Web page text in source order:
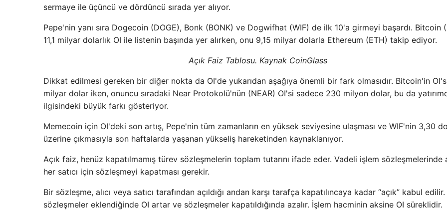
sermaye ile üçüncü ve dördüncü sırada yer alıyor.
Pepe'nin yanı sıra Dogecoin (DOGE), Bonk (BONK) ve Dogwifhat (WIF) de ilk 10'a girmeyi başardı. Bitcoin
11,1 milyar dolarlık OI ile listenin başında yer alırken, onu 9,15 milyar dolarla Ethereum (ETH) takip ediyor.
Açık Faiz Tablosu. Kaynak CoinGlass
Dikkat edilmesi gereken bir diğer nokta da OI'de yukarıdan aşağıya önemli bir fark olmasıdır. Bitcoin'in
milyar dolar iken, onuncu sıradaki Near Protokolü'nün (NEAR) OI'si sadece 230 milyon dolar, bu da
ilgisindeki büyük farkı gösteriyor.
Memecoin için OI'deki son artış, Pepe'nin tüm zamanların en yüksek seviyesine ulaşması ve WIF'nin 3,30
üzerine çıkmasıyla son haftalarda yaşanan yükseliş hareketinden kaynaklanıyor.
Açık faiz, henüz kapatılmamış türev sözleşmelerin toplam tutarını ifade eder. Vadeli işlem sözleşmelerinde
her satıcı için sözleşmeyi kapatması gerekir.
Bir sözleşme, alıcı veya satıcı tarafından açıldığı andan karşı tarafça kapatılıncaya kadar “açık” kabul
sözleşmeler eklendiğinde OI artar ve sözleşmeler kapatıldığında azalır. İşlem hacminin aksine OI süreklidir.